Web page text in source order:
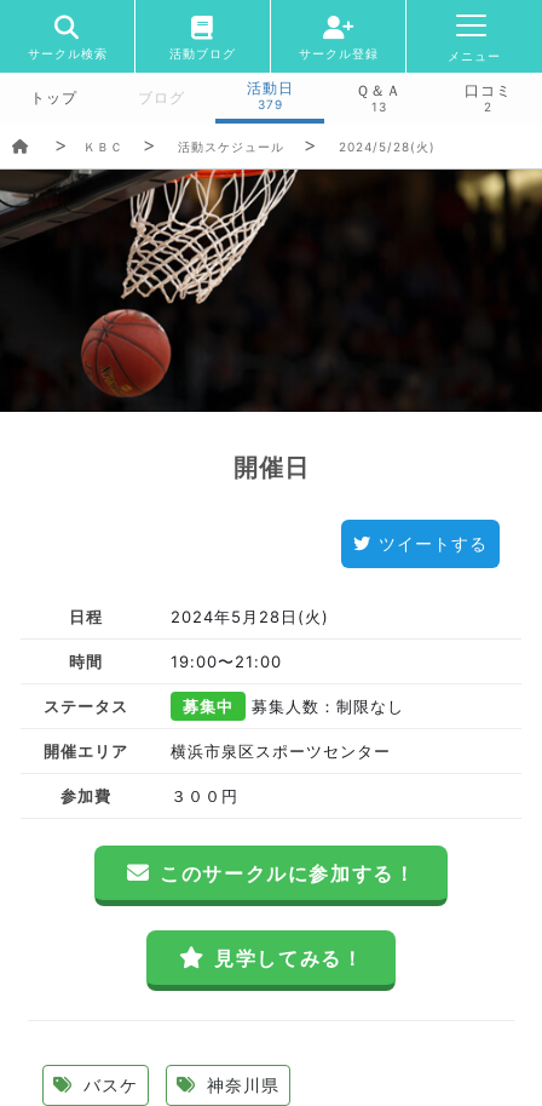
サークル検索 活動ブログ サークル登録 メニュー
トップ ブログ
活動日
379
Ｑ＆Ａ
13
口コミ
2
ＫＢＣ 活動スケジュール 2024/5/28(火)
開催日
ツイートする
日程 2024年5月28日(火)
時間 19:00〜21:00
ステータス 募集中 募集人数：制限なし
開催エリア 横浜市泉区スポーツセンター
参加費 ３００円
このサークルに参加する！
見学してみる！
バスケ 神奈川県